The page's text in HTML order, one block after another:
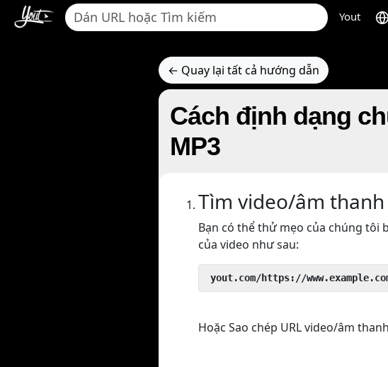
Yout
← Quay lại tất cả hướng dẫn
Cách định dạng
MP3
Tìm video/âm thanh
Bạn có thể thử mẹo của chúng tôi
của video như sau:
yout.com/https://
Hoặc Sao chép URL video/âm